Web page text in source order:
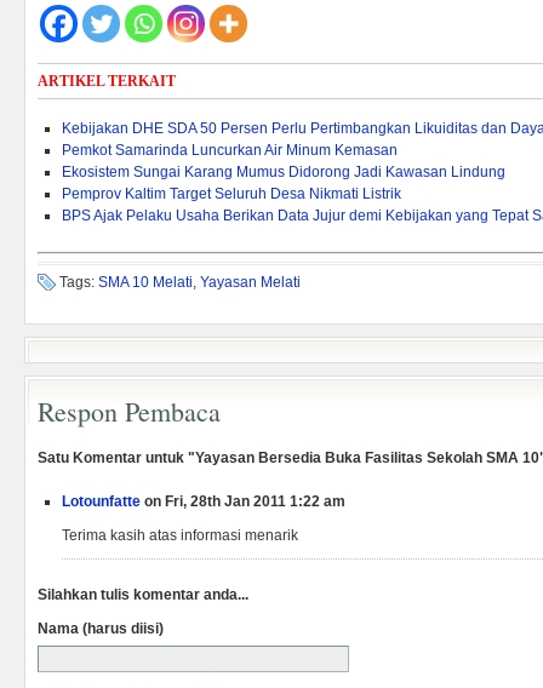
ARTIKEL TERKAIT
Kebijakan DHE SDA 50 Persen Perlu Pertimbangkan Likuiditas dan
Pemkot Samarinda Luncurkan Air Minum Kemasan
Ekosistem Sungai Karang Mumus Didorong Jadi Kawasan Lindung
Pemprov Kaltim Target Seluruh Desa Nikmati Listrik
BPS Ajak Pelaku Usaha Berikan Data Jujur demi Kebijakan yang Tepat
Tags: SMA 10 Melati, Yayasan Melati
Respon Pembaca
Satu Komentar untuk "Yayasan Bersedia Buka Fasilitas Sekolah SMA
Lotounfatte on Fri, 28th Jan 2011 1:22 am
Terima kasih atas informasi menarik
Silahkan tulis komentar anda...
Nama (harus diisi)